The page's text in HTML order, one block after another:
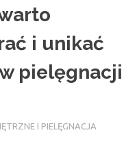
i unikać
pielęgnacji
I PIELĘGNACJA